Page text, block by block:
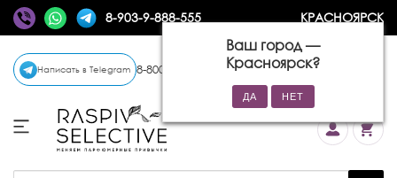
8-903-9-888-555 КРАСНОЯРСК
Ваш город —
Красноярск?
Написать в Telegram 8-800-770-72-34 (бесплатно)